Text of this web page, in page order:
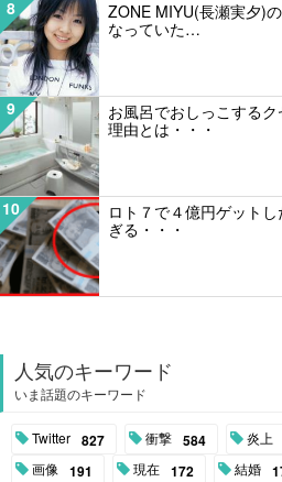
8
ZONE MIYU(長瀬実夕)
なっていた…
9
お風呂でおしっこする
理由とは・・・
10
ロト７で４億円ゲット
ぎる・・・
人気のキーワード
いま話題のキーワード
Twitter 827 衝撃 584 炎上
画像 191 現在 172 結婚